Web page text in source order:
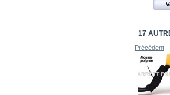
17
Précédent